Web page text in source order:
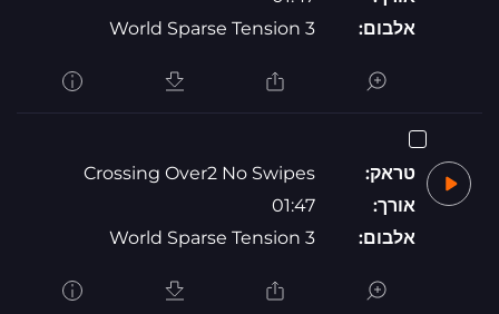
אלבום:
World Sparse Tension 3
טראק:
Crossing Over2 No Swipes
אורך:
01:47
אלבום:
World Sparse Tension 3